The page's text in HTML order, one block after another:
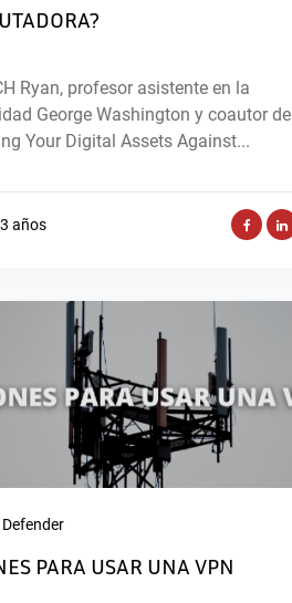
Ryan, profesor asistente en la
George Washington y coautor de
Your Digital Assets Against...
años
PARA USAR UNA VPN